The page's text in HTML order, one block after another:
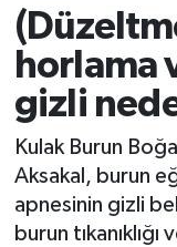
horlama
gizli
Kulak Burun
Aksakal, burun
apnesinin gizli
burun
Rize
Bilim
Advertising
Canlı Maç
Süper Lig
Tüm
Haber Arşivi